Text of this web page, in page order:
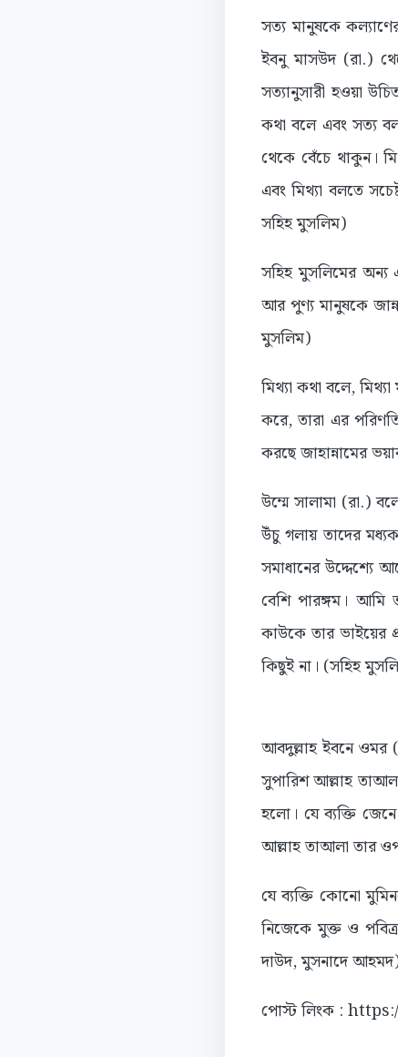
সত্য মানুষকে
ইবনু মাসউদ (রা.)
সত্যানুসারী হওয়া
কথা বলে এবং সত্য
থেকে বেঁচে থাকুন।
এবং মিথ্যা বলতে
সহিহ মুসলিম)
সহিহ মুসলিমের অন্য
আর পুণ্য মানুষকে
মুসলিম)
মিথ্যা কথা বলে,
করে, তারা এর
করছে জাহান্নামের
উম্মে সালামা (রা.)
উঁচু গলায় তাদের
সমাধানের
বেশি পারঙ্গম।
কাউকে তার ভাইয়ের
কিছুই না। (সহিহ
আবদুল্লাহ ইবনে ওমর
সুপারিশ আল্লাহ
হলো। যে ব্যক্তি
আল্লাহ তাআলা তার
যে ব্যক্তি কোনো
নিজেকে মুক্ত ও
দাউদ, মুসনাদে
পোস্ট লিংক :